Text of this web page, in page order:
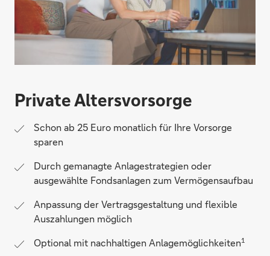
Private Altersvorsorge
Schon ab 25 Euro monatlich für Ihre Vorsorge
sparen
Durch gemanagte Anlagestrategien oder
ausgewählte Fondsanlagen zum Vermögensaufbau
Anpassung der Vertragsgestaltung und flexible
Auszahlungen möglich
Optional mit nachhaltigen Anlagemöglichkeiten1